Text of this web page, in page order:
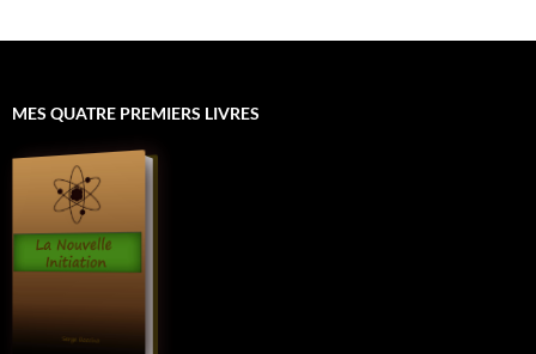
MES QUATRE PREMIERS LIVRES